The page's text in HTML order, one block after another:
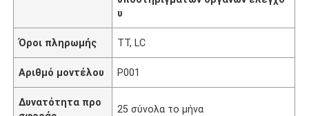
υ
Όροι πληρωμής TT, LC
Αριθμό μοντέλου P001
Δυνατότητα προ
25 σύνολα το μήνα